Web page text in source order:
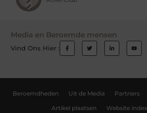
Media en Beroemde mensen
Vind Ons Hier :
Beroemdheden Uit de Media Partners
Artikel plaatsen Website index